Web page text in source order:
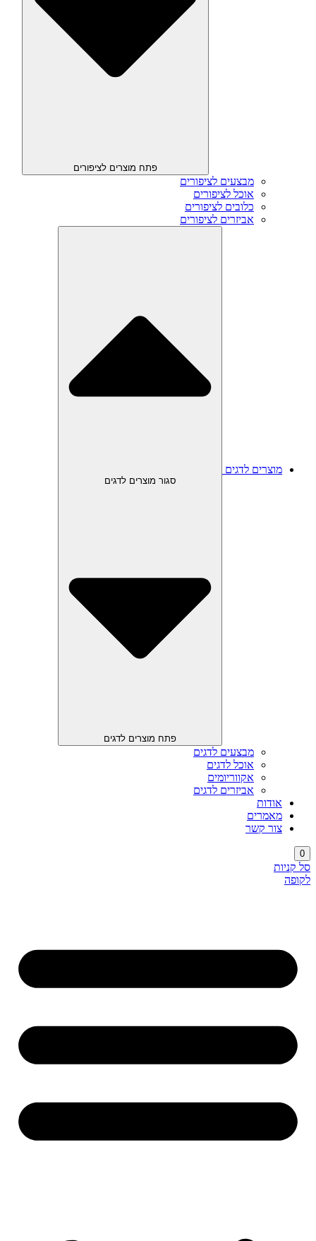
פתח מוצרים לציפורים
מבצעים לציפורים
אוכל לציפורים
כלובים לציפורים
אביזרים לציפורים
מוצרים לדגים
סגור מוצרים לדגים
פתח מוצרים לדגים
מבצעים לדגים
אוכל לדגים
אקווריומים
אביזרים לדגים
אודות
מאמרים
צור קשר
0
סל קניות
לקופה